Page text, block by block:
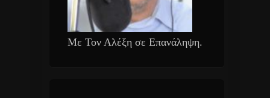
Με Τον Αλέξη σε Επανάληψη.